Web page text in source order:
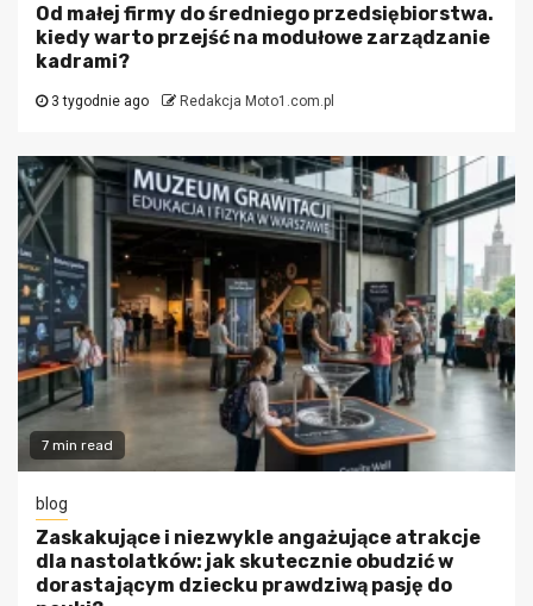
Od małej firmy do średniego przedsiębiorstwa.
kiedy warto przejść na modułowe zarządzanie
kadrami?
3 tygodnie ago Redakcja Moto1.com.pl
7 min read
blog
Zaskakujące i niezwykle angażujące atrakcje
dla nastolatków: jak skutecznie obudzić w
dorastającym dziecku prawdziwą pasję do